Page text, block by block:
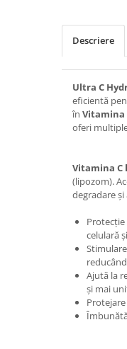
Descriere
Ultra C
eficientă
în Vitamina
oferi
Vitamina C
(lipozom).
degradare
celulară
Ajută la
și mai